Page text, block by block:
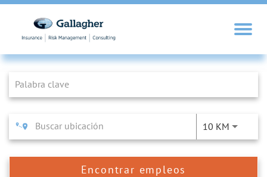
Job Search Page
10 KM
Encontrar empleos